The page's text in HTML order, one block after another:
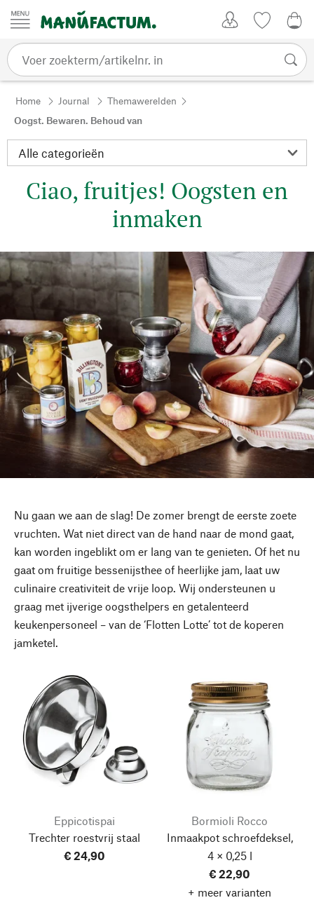
Passer au contenu
Home Journal
Themawerelden
Oogst. Bewaren. Behoud van
Ciao, fruitjes! Oogsten en
inmaken
Nu gaan we aan de slag! De zomer brengt de eerste zoete
vruchten. Wat niet direct van de hand naar de mond gaat,
kan worden ingeblikt om er lang van te genieten. Of het nu
gaat om fruitige bessenijsthee of heerlijke jam, laat uw
culinaire creativiteit de vrije loop. Wij ondersteunen u
graag met ijverige oogsthelpers en getalenteerd
keukenpersoneel – van de ‘Flotten Lotte’ tot de koperen
jamketel.
Eppicotispai
Trechter roestvrij staal
€ 24,90
Bormioli Rocco
Inmaakpot schroefdeksel,
4 × 0,25 l
€ 22,90
+ meer varianten